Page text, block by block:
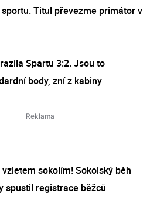
Titul převezme primátor v
Spartu 3:2. Jsou to
body, zní z kabiny
sokolím! Sokolský běh
spustil registrace běžců